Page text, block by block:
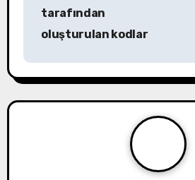
v
i
tarafından
oluşturulan kodlar